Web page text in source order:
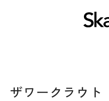
ザワークラウト